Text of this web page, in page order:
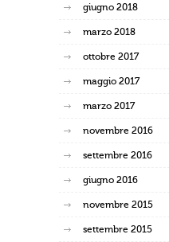
giugno 2018
marzo 2018
ottobre 2017
maggio 2017
marzo 2017
novembre 2016
settembre 2016
giugno 2016
novembre 2015
settembre 2015